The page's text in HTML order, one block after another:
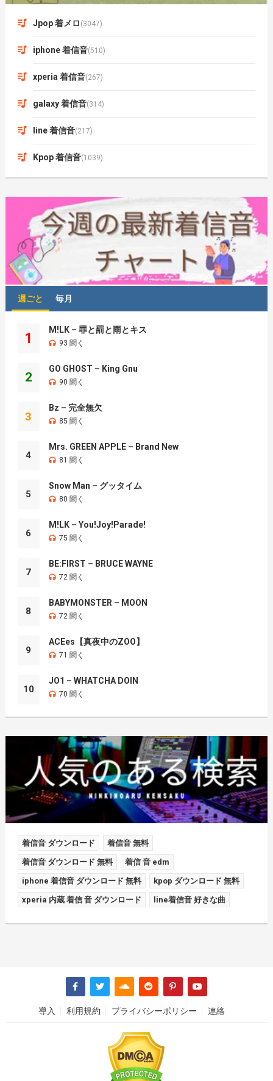
Jpop 着メロ (3047)
iphone 着信音(510)
xperia 着信音(267)
galaxy 着信音(314)
line 着信音(217)
Kpop 着信音(1039)
週ごと 毎月
1
M!LK – 罪と罰と雨とキス
93 聞く
2
GO GHOST – King Gnu
90 聞く
3
Bz – 完全無欠
85 聞く
4
Mrs. GREEN APPLE – Brand New
81 聞く
5
Snow Man – グッタイム
80 聞く
6
M!LK – You!Joy!Parade!
75 聞く
7
BE:FIRST – BRUCE WAYNE
72 聞く
8
BABYMONSTER – MOON
72 聞く
9
ACEes【真夜中のZOO】
71 聞く
10
JO1 – WHATCHA DOIN
70 聞く
着信音 ダウンロード 着信音 無料
着信音 ダウンロード 無料 着信 音 edm
iphone 着信音 ダウンロード 無料 kpop ダウンロード 無料
xperia 内蔵 着信 音 ダウンロード line着信音 好きな曲
導入 利用規約 プライバシーポリシー 連絡